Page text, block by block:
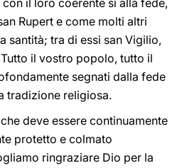
il loro coerente sì alla fede,
Rupert e come molti altri
santità; tra di essi san Vigilio,
Tutto il vostro popolo, tutto il
segnati dalla fede
tradizione religiosa.
deve essere continuamente
protetto e colmato
ringraziare Dio per la